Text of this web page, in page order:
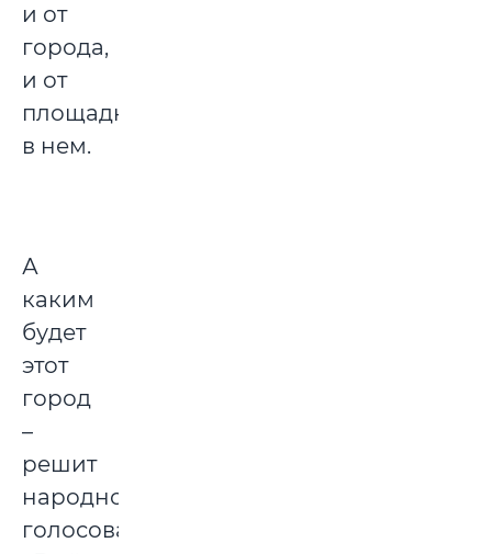
и от
города,
и от
площадки
в нем.
А
каким
будет
этот
город
–
решит
народное
голосование.